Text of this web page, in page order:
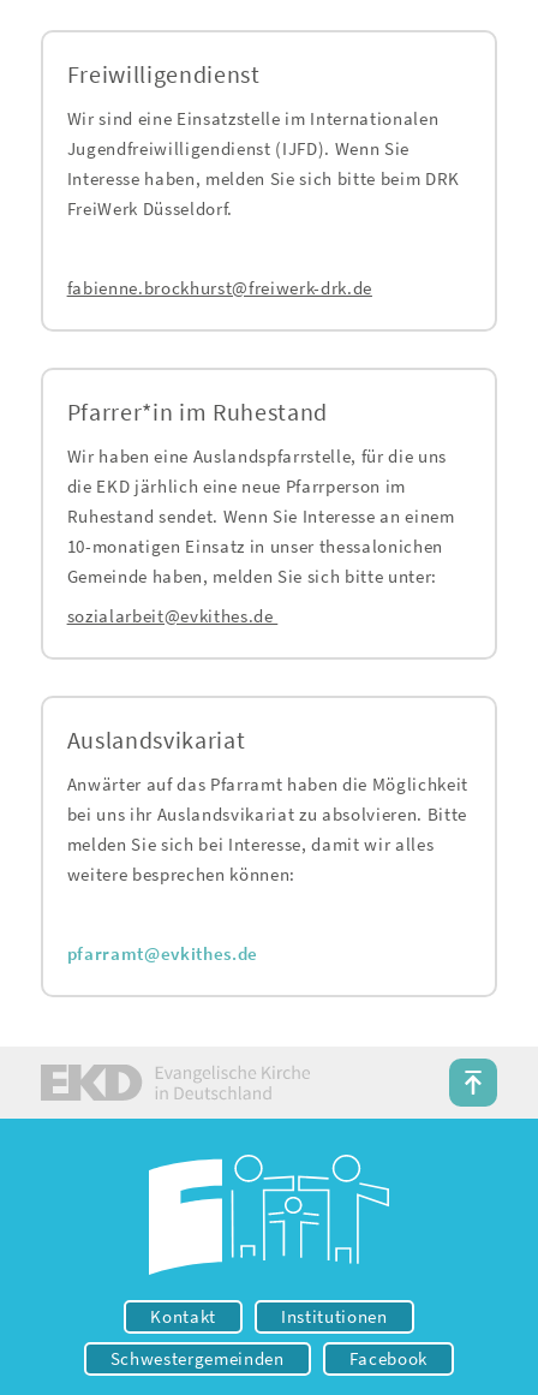
Freiwilligendienst
Wir sind eine Einsatzstelle im Internationalen
Jugendfreiwilligendienst (IJFD). Wenn Sie
Interesse haben, melden Sie sich bitte beim DRK
FreiWerk Düsseldorf.
fabienne.brockhurst@freiwerk-drk.de
Pfarrer*in im Ruhestand
Wir haben eine Auslandspfarrstelle, für die uns
die EKD järhlich eine neue Pfarrperson im
Ruhestand sendet. Wenn Sie Interesse an einem
10-monatigen Einsatz in unser thessalonichen
Gemeinde haben, melden Sie sich bitte unter:
sozialarbeit@evkithes.de
Auslandsvikariat
Anwärter auf das Pfarramt haben die Möglichkeit
bei uns ihr Auslandsvikariat zu absolvieren. Bitte
melden Sie sich bei Interesse, damit wir alles
weitere besprechen können:
pfarramt@evkithes.de
Kontakt
Institutionen
Schwestergemeinden
Facebook